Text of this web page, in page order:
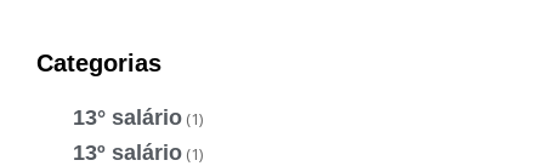
Categorias
13° salário (1)
13º salário (1)